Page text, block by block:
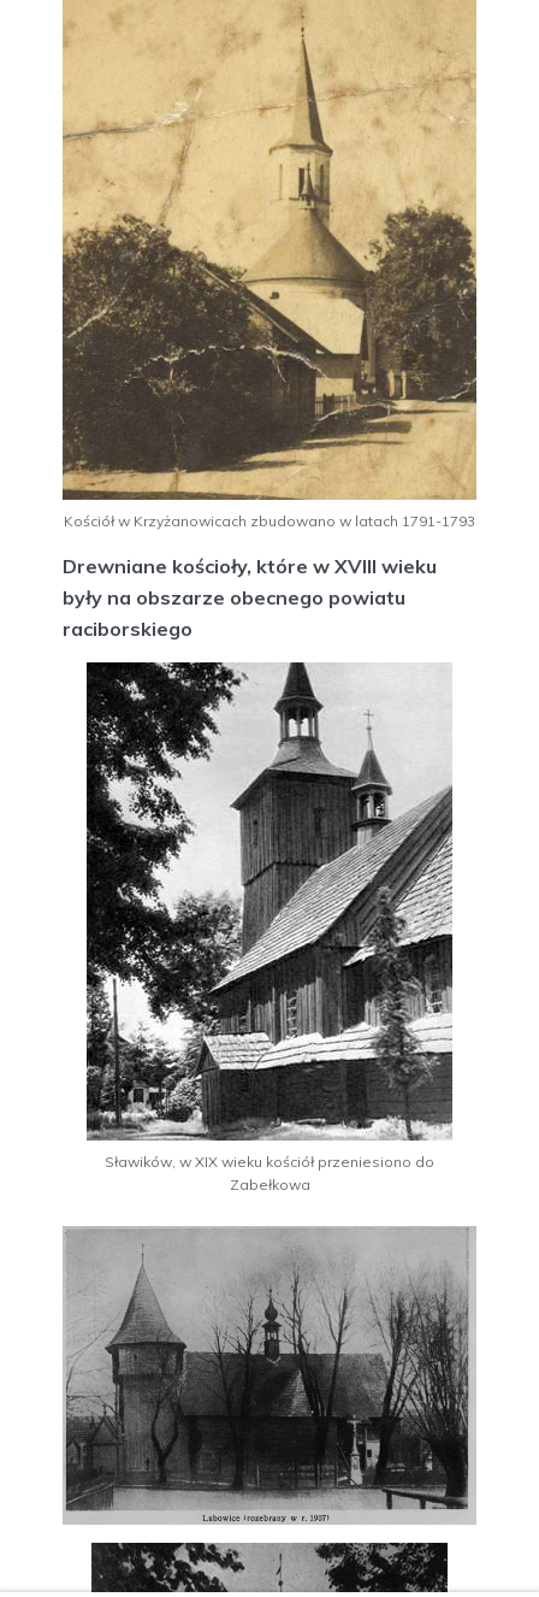
Kościół w Krzyżanowicach zbudowano w latach 1791-1793
Drewniane kościoły, które w XVIII wieku
były na obszarze obecnego powiatu
raciborskiego
Sławików, w XIX wieku kościół przeniesiono do
Zabełkowa